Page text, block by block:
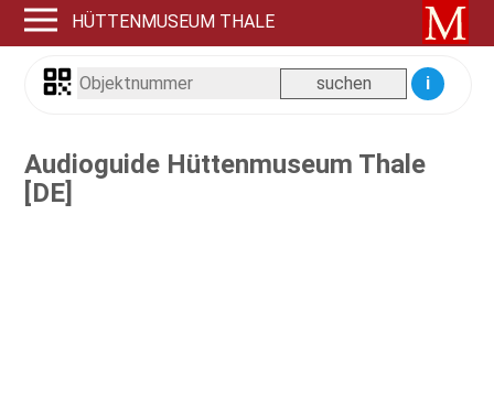
HÜTTENMUSEUM THALE
i
Audioguide Hüttenmuseum Thale
[DE]